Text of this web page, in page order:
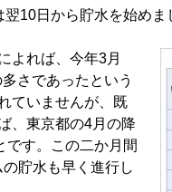
10日から貯水を始めま
よれば、今年3月
さであったという
ていませんが、既
、東京都の4月の降
です。この二か月間
貯水も早く進行し